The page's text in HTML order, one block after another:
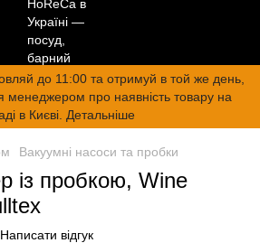
до 11:00 та отримуй в той же день,
менеджером про наявність товару на
в Києві. Детальніше
Вакуумні насоси та пробки
із пробкою, Wine
Написати відгук